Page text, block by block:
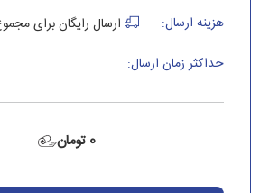
هزینه ارسال:
ارسال رایگان برای مجموع
حداکثر زمان ارسال:
0 تومان